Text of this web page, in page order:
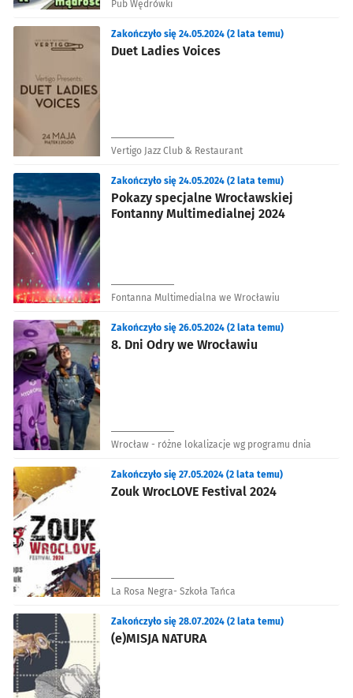
Pub Wędrówki
Duet Ladies Voices
Zakończyło się 24.05.2024 (2 lata temu)
Vertigo Jazz Club & Restaurant
Pokazy specjalne Wrocławskiej
Fontanny Multimedialnej 2024
Zakończyło się 24.05.2024 (2 lata temu)
Fontanna Multimedialna we Wrocławiu
8. Dni Odry we Wrocławiu
Zakończyło się 26.05.2024 (2 lata temu)
Wrocław - różne lokalizacje wg programu dnia
Zouk WrocLOVE Festival 2024
Zakończyło się 27.05.2024 (2 lata temu)
La Rosa Negra- Szkoła Tańca
(e)MISJA NATURA
Zakończyło się 28.07.2024 (2 lata temu)